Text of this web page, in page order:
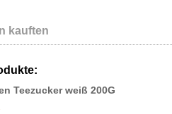
kauften
Teezucker weiß 200G